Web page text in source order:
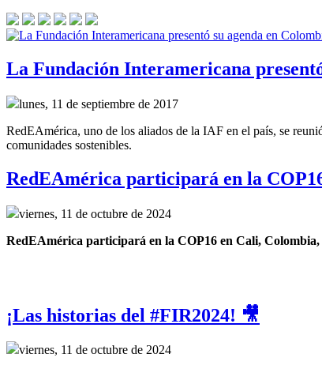
La Fundación Interamericana
lunes, 11 de septiembre de 2017
RedEAmérica, uno de los aliados de la IAF en el país, se
comunidades sostenibles.
RedEAmérica participará en la
viernes, 11 de octubre de 2024
RedEAmérica participará en la COP16 en Cali,
¡Las historias del #FIR2024! 🎥
viernes, 11 de octubre de 2024